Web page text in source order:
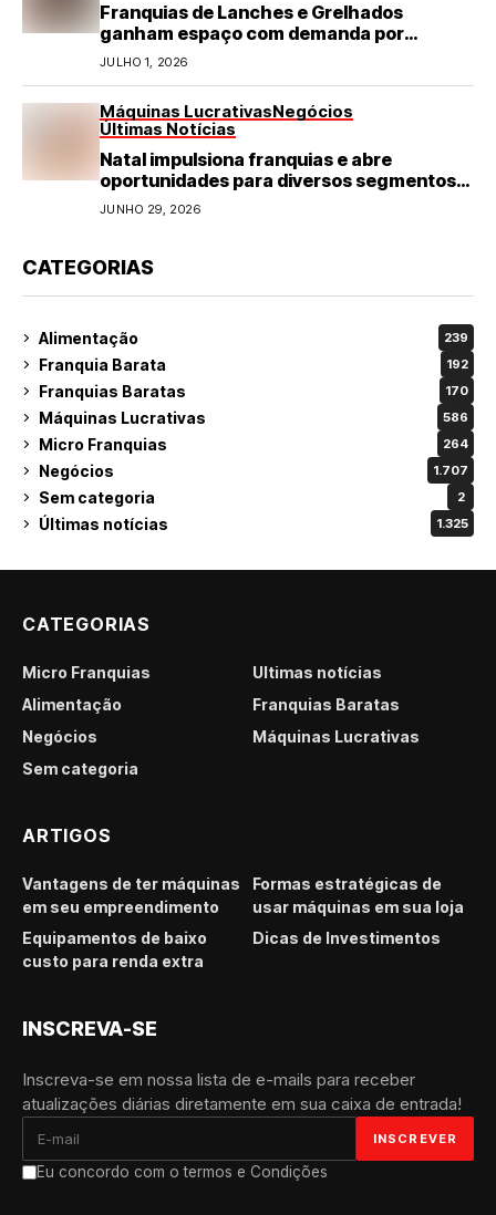
Franquias de Lanches e Grelhados
ganham espaço com demanda por
refeições rápidas e de qualidade
JULHO 1, 2026
Máquinas LucrativasNegócios
Últimas Notícias
Natal impulsiona franquias e abre
oportunidades para diversos segmentos
do varejo
JUNHO 29, 2026
CATEGORIAS
Alimentação 239
Franquia Barata 192
Franquias Baratas 170
Máquinas Lucrativas 586
Micro Franquias 264
Negócios 1.707
Sem categoria 2
Últimas notícias 1.325
CATEGORIAS
Micro Franquias
Últimas notícias
Alimentação
Franquias Baratas
Negócios
Máquinas Lucrativas
Sem categoria
ARTIGOS
Vantagens de ter máquinas
em seu empreendimento
Formas estratégicas de
usar máquinas em sua loja
Equipamentos de baixo
custo para renda extra
Dicas de Investimentos
INSCREVA-SE
Inscreva-se em nossa lista de e-mails para receber
atualizações diárias diretamente em sua caixa de entrada!
Eu concordo com o termos e Condições